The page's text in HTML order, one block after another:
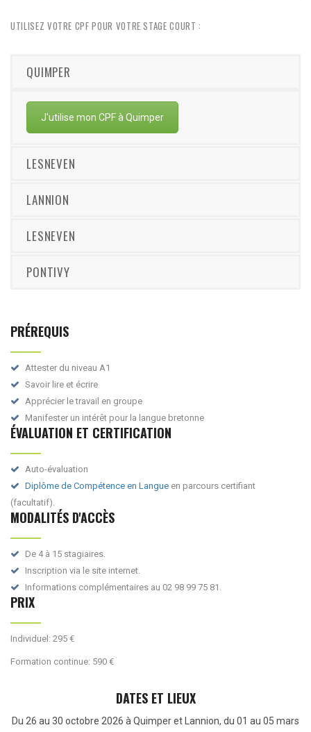
UTILISEZ VOTRE CPF POUR VOTRE STAGE COURT :
QUIMPER
J'utilise mon CPF à Quimper
LESNEVEN
LANNION
LESNEVEN
PONTIVY
PRÉREQUIS
Attester du niveau A1
Savoir lire et écrire
Apprécier le travail en groupe
Manifester un intérêt pour la langue bretonne
ÉVALUATION ET CERTIFICATION
Auto-évaluation
Diplôme de Compétence en Langue en parcours certifiant
(facultatif).
MODALITÉS D'ACCÈS
De 4 à 15 stagiaires.
Inscription via le site internet.
Informations complémentaires au 02 98 99 75 81.
PRIX
Individuel: 295 €
Formation continue: 590 €
DATES ET LIEUX
Du 26 au 30 octobre 2026 à Quimper et Lannion, du 01 au 05 mars